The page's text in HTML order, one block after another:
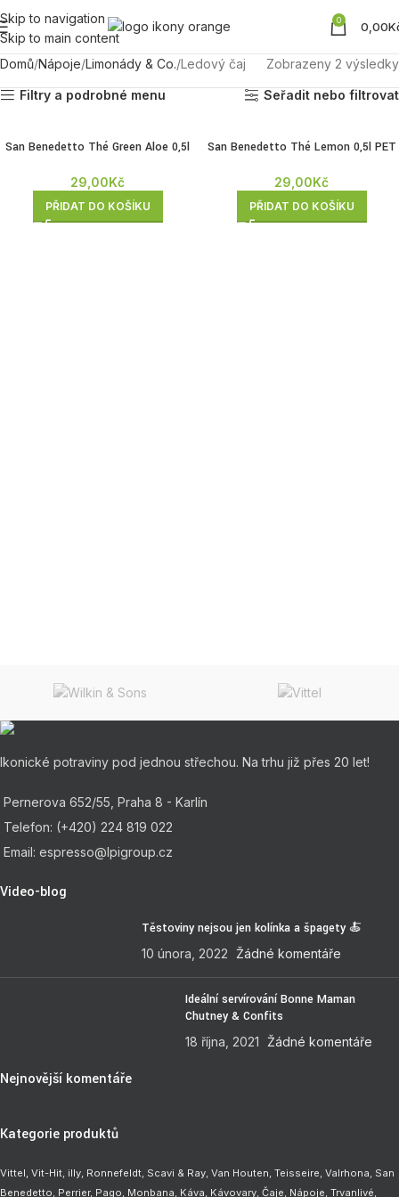
Skip to navigation
Skip to main content
0 0,00
Domů Nápoje Limonády & Co. Ledový čaj Zobrazeny 2 výsledky
Filtry a podrobné menu Seřadit nebo filtrovat
San Benedetto Thé Green Aloe 0,5l
29,00Kč
PŘIDAT DO KOŠÍKU
San Benedetto Thé Lemon 0,5l PET
29,00Kč
PŘIDAT DO KOŠÍKU
Ikonické potraviny pod jednou střechou. Na trhu již přes 20 let!
Pernerova 652/55, Praha 8 - Karlín
Telefon: (+420) 224 819 022
Email: espresso@lpigroup.cz
Video-blog
Těstoviny nejsou jen kolínka a špagety 🍝
10 února, 2022 Žádné komentáře
Ideální servírování Bonne Maman
Chutney & Confits
18 října, 2021 Žádné komentáře
Nejnovější komentáře
Kategorie produktů
Vittel, Vit-Hit illy Ronnefeldt Scavi & Ray Van Houten Teisseire Valrhona San
Benedetto Perrier, Pago Monbana Káva Kávovary Čaje Nápoje Trvanlivé